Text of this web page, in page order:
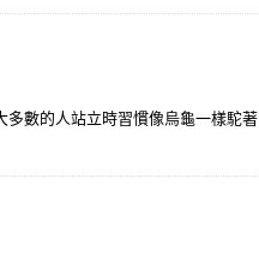
數的人站立時習慣像烏龜一樣駝著